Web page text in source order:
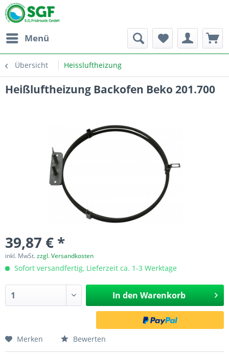
Menü
Übersicht Heissluftheizung
Heißluftheizung Backofen Beko 201.700
39,87 € *
inkl. MwSt.zzgl. Versandkosten
Sofort versandfertig, Lieferzeit ca. 1-3 Werktage
In den Warenkorb
Merken Bewerten